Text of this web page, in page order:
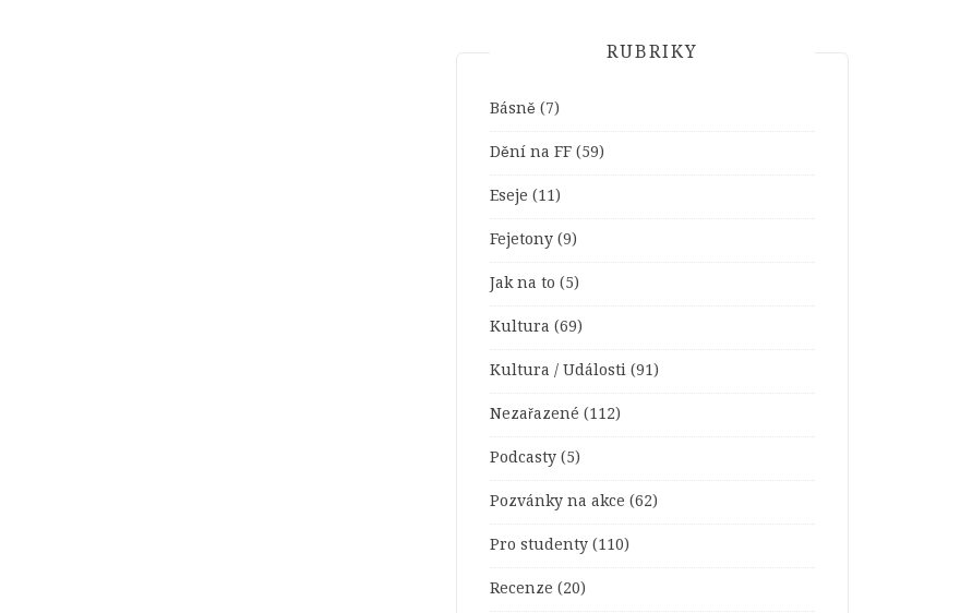
RUBRIKY
Básně (7)
Dění na FF (59)
Eseje (11)
Fejetony (9)
Jak na to (5)
Kultura (69)
Kultura / Události (91)
Nezařazené (112)
Podcasty (5)
Pozvánky na akce (62)
Pro studenty (110)
Recenze (20)